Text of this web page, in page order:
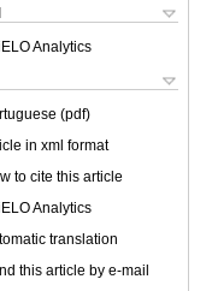
Analytics
(pdf)
in xml format
to cite this article
Analytics
translation
this article by e-mail